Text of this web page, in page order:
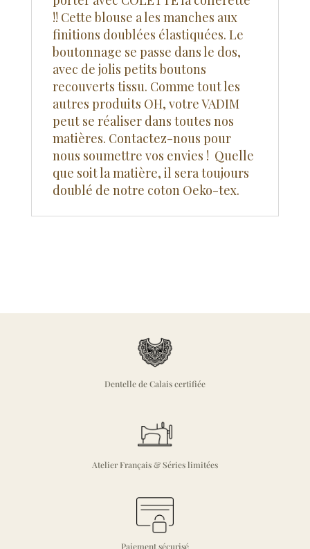
!! Cette blouse a les manches aux
finitions doublées élastiquées. Le
boutonnage se passe dans le dos,
avec de jolis petits boutons
recouverts tissu. Comme tout les
autres produits OH, votre VADIM
peut se réaliser dans toutes nos
matières. Contactez-nous pour
nous soumettre vos envies ! Quelle
que soit la matière, il sera toujours
doublé de notre coton Oeko-tex.
Dentelle de Calais certifiée
Atelier Français & Séries limitées
Paiement sécurisé